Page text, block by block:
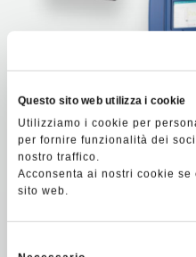
Questo sito web utilizza i cookie
Utilizziamo i cookie per
per fornire funzionalità dei
nostro traffico.
Acconsenta ai nostri cookie
sito web.